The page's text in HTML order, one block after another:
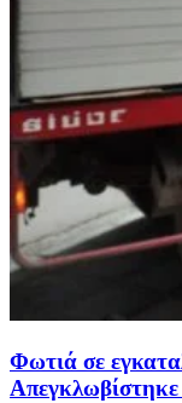
Φωτιά σε